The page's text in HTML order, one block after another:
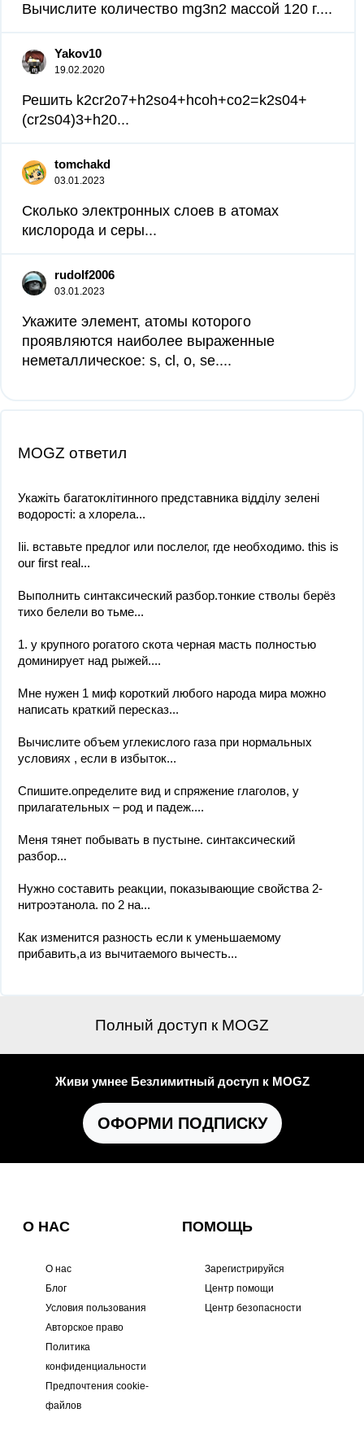
Вычислите количество mg3n2 массой 120 г....
Yakov10
19.02.2020
Решить k2cr2o7+h2so4+hcoh+co2=k2s04+
(cr2s04)3+h20...
tomchakd
03.01.2023
Сколько электронных слоев в атомах
кислорода и серы...
rudolf2006
03.01.2023
Укажите элемент, атомы которого
проявляются наиболее выраженные
неметаллическое: s, cl, o, se....
MOGZ ответил
Укажіть багатоклітинного представника відділу зелені
водорості: а хлорела...
Iii. вставьте предлог или послелог, где необходимо. this is
our first real...
Выполнить синтаксический разбор.тонкие стволы берёз
тихо белели во тьме...
1. у крупного рогатого скота черная масть полностью
доминирует над рыжей....
Мне нужен 1 миф короткий любого народа мира можно
написать краткий пересказ...
Вычислите объем углекислого газа при нормальных
условиях , если в избыток...
Спишите.определите вид и спряжение глаголов, у
прилагательных – род и падеж....
Меня тянет побывать в пустыне. синтаксический
разбор...
Нужно составить реакции, показывающие свойства 2-
нитроэтанола. по 2 на...
Как изменится разность если к уменьшаемому
прибавить,а из вычитаемого вычесть...
Полный доступ к MOGZ
Живи умнее Безлимитный доступ к MOGZ
ОФОРМИ ПОДПИСКУ
О НАС
О нас
Блог
Условия пользования
Авторское право
Политика
конфиденциальности
Предпочтения cookie-
файлов
ПОМОЩЬ
Зарегистрируйся
Центр помощи
Центр безопасности